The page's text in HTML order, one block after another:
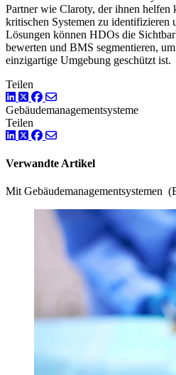
Partner wie Claroty, der ihnen helfen
kritischen Systemen zu identifizieren
Lösungen können HDOs die
bewerten und BMS segmentieren,
einzigartige Umgebung geschützt ist.
Teilen
LinkedIn
TwitterFacebook
Gebäudemanagementsysteme
Teilen
LinkedIn
TwitterFacebook
Verwandte Artikel
Mit Gebäudemanagementsystemen